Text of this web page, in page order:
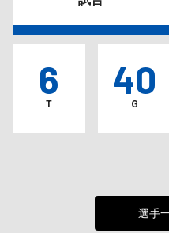
6
T
40
G
選手